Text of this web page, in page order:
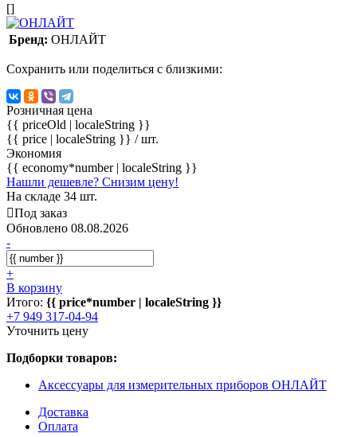
[]
Бренд: ОНЛАЙТ
Сохранить или поделиться с близкими:
Розничная цена
{{ priceOld | localeString }}
{{ price | localeString }} / шт.
Экономия
{{ economy*number | localeString }}
Нашли дешевле? Снизим цену!
На складе 34 шт.
Под заказ
Обновлено 08.08.2026
-
+
В корзину
Итого: {{ price*number | localeString }}
+7 949 317-04-94
Уточнить цену
Подборки товаров:
Аксессуары для измерительных приборов ОНЛАЙТ
Доставка
Оплата